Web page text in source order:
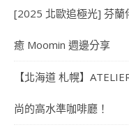
[2025 北歐追極光] 芬蘭
癒 Moomin 週邊分享
【北海道 札幌】
尚的高水準咖啡廳！